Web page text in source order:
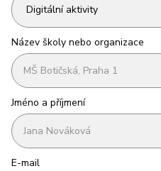
Název školy nebo organizace
Jméno a příjmení
E-mail